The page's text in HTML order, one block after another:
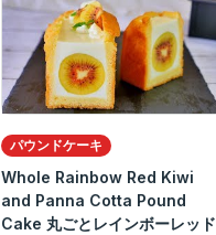
パウンドケーキ
Whole Rainbow Red Kiwi
and Panna Cotta Pound
Cake 丸ごとレインボーレッド